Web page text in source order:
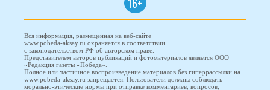
Вся информация, размещенная на веб-сайте
www.pobeda-aksay.ru охраняется в соответствии
с законодательством РФ об авторском праве.
Представителем авторов публикаций и фотоматериалов является ООО
«Редакция газеты «Победа».
Полное или частичное воспроизведение материалов без гиперрассылки на
www.pobeda-aksay.ru запрещается. Пользователи должны соблюдать
морально-этические нормы при отправке комментариев, вопросов,